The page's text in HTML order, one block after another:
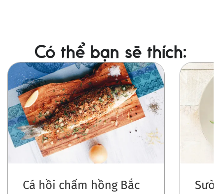
Có thể bạn sẽ thích:
Ảnh
Cá hồi chấm hồng Bắc
Ảnh